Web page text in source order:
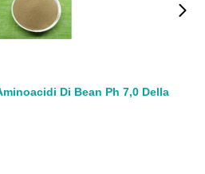
Di Bean Ph 7,0 Della